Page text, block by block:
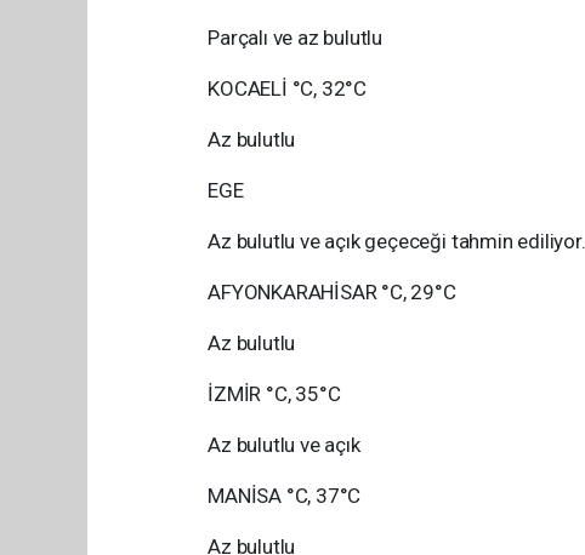
Parçalı ve az bulutlu
KOCAELİ °C, 32°C
Az bulutlu
EGE
Az bulutlu ve açık geçeceği tahmin ediliyor.
AFYONKARAHİSAR °C, 29°C
Az bulutlu
İZMİR °C, 35°C
Az bulutlu ve açık
MANİSA °C, 37°C
Az bulutlu